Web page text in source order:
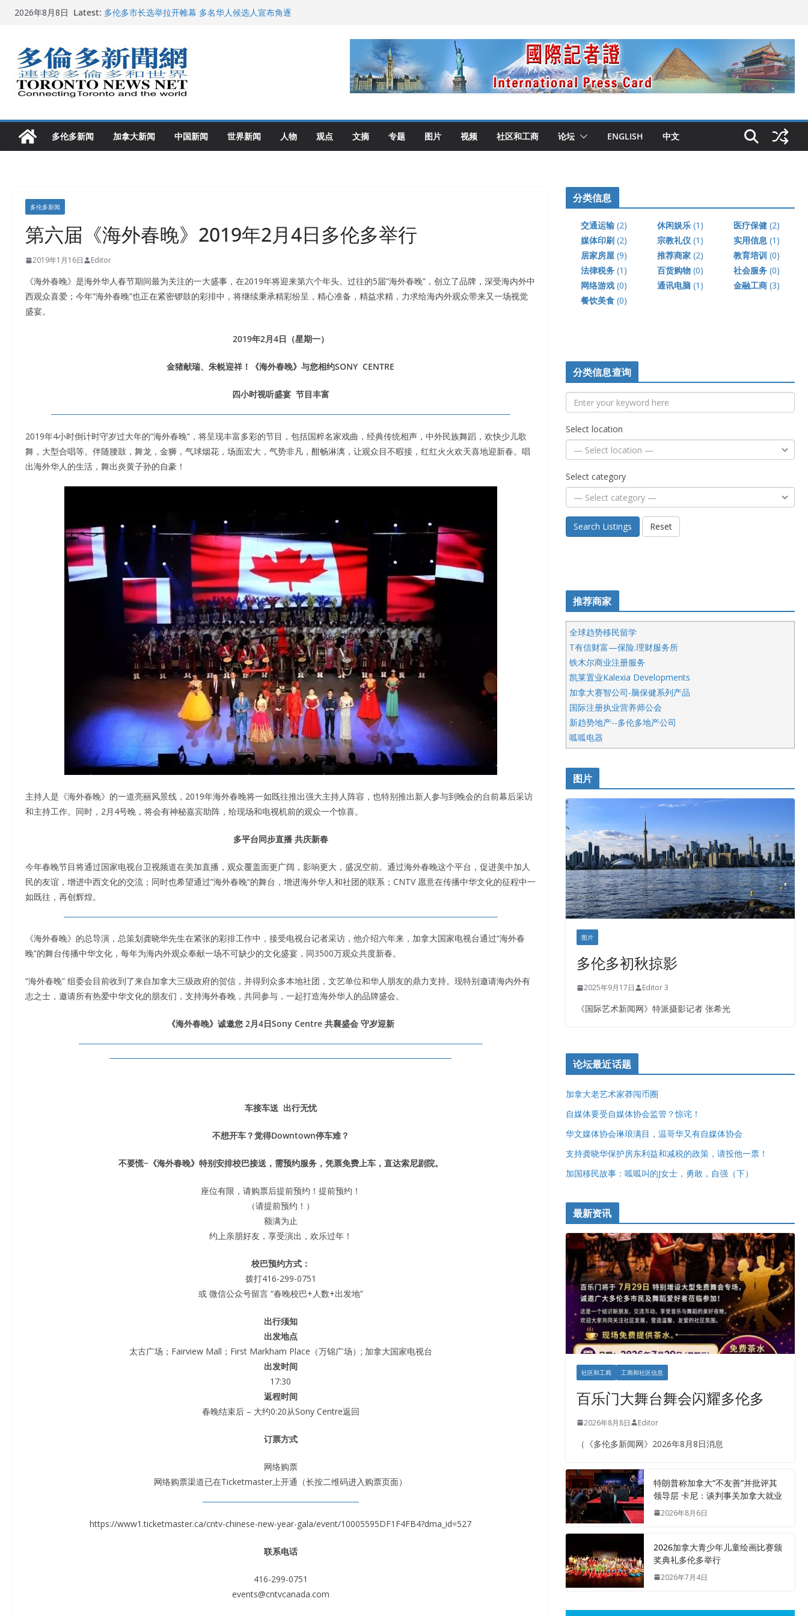
Skip2026年8月8日 Latest: 多伦多市长选举拉开帷幕 多名华人候选人宣布角逐
就业
2026加拿大青少年儿童绘画比赛颁奖典礼多伦多举行
多伦多新闻 加拿大新闻 中国新闻 世界新闻 人物 观点 文摘 专题 图片 视频 社区和工商 论坛 ENGLISH 中文
多伦多新闻
第六届《海外春晚》2019年2月4日多伦多举行
2019年1月16日 Editor
《海外春晚》是海外华人春节期间最为关注的一大盛事，在2019年将迎来第六个年头。过往的5届“海外春晚”，创立了品牌，深受海内外中
西观众喜爱；今年“海外春晚”也正在紧密锣鼓的彩排中，将继续秉承精彩纷呈，精心准备，精益求精，力求给海内外观众带来又一场视觉
盛宴。
2019年2月4日（星期一）
金猪献瑞、朱帨迎祥！《海外春晚》与您相约SONY CENTRE
四小时视听盛宴 节目丰富
2019年4小时倒计时守岁过大年的“海外春晚“，将呈现丰富多彩的节目，包括国粹名家戏曲，经典传统相声，中外民族舞蹈，欢快少儿歌
舞，大型合唱等。伴随腰鼓，舞龙，金狮，气球烟花，场面宏大，气势非凡，酣畅淋漓，让观众目不暇接，红红火火欢天喜地迎新春。唱
出海外华人的生活，舞出炎黄子孙的自豪！
主持人是《海外春晚》的一道亮丽风景线，2019年海外春晚将一如既往推出强大主持人阵容，也特别推出新人参与到晚会的台前幕后采访
和主持工作。同时，2月4号晚，将会有神秘嘉宾助阵，给现场和电视机前的观众一个惊喜。
多平台同步直播 共庆新春
今年春晚节目将通过国家电视台卫视频道在美加直播，观众覆盖面更广阔，影响更大，盛况空前。通过海外春晚这个平台，促进美中加人
民的友谊，增进中西文化的交流；同时也希望通过”海外春晚“的舞台，增进海外华人和社团的联系；CNTV 愿意在传播中华文化的征程中一
如既往，再创辉煌。
《海外春晚》的总导演，总策划龚晓华先生在紧张的彩排工作中，接受电视台记者采访，他介绍六年来，加拿大国家电视台通过“海外春
晚”的舞台传播中华文化，每年为海内外观众奉献一场不可缺少的文化盛宴，同3500万观众共度新春。
“海外春晚” 组委会目前收到了来自加拿大三级政府的贺信，并得到众多本地社团，文艺单位和华人朋友的鼎力支持。现特别邀请海内外有
志之士，邀请所有热爱中华文化的朋友们，支持海外春晚，共同参与，一起打造海外华人的品牌盛会。
《海外春晚》诚邀您 2月4日Sony Centre 共襄盛会 守岁迎新
车接车送 出行无忧
不想开车？觉得Downtown停车难？
不要慌~《海外春晚》特别安排校巴接送，需预约服务，凭票免费上车，直达索尼剧院。
座位有限，请购票后提前预约！提前预约！
（请提前预约！）
额满为止
约上亲朋好友，享受演出，欢乐过年！
校巴预约方式：
拨打416-299-0751
或 微信公众号留言 “春晚校巴+人数+出发地”
出行须知
出发地点
太古广场；Fairview Mall；First Markham Place（万锦广场）; 加拿大国家电视台
出发时间
17:30
返程时间
春晚结束后 – 大约0:20从Sony Centre返回
订票方式
网络购票
网络购票渠道已在Ticketmaster上开通（长按二维码进入购票页面）
https://www1.ticketmaster.ca/cntv-chinese-new-year-gala/event/10005595DF1F4FB4?dma_id=527
联系电话
416-299-0751
events@cntvcanada.com
分类信息
交通运输 (2) 休闲娱乐 (1) 医疗保健 (2)
媒体印刷 (2) 宗教礼仪 (1) 实用信息 (1)
居家房屋 (9) 推荐商家 (2) 教育培训 (0)
法律税务 (1) 百货购物 (0) 社会服务 (0)
网络游戏 (0) 通讯电脑 (1) 金融工商 (3)
餐饮美食 (0)
分类信息查询
Select location
Select category
Search Listings Reset
推荐商家
全球趋势移民留学
T有信财富—保险.理财服务所
铁木尔商业注册服务
凯莱置业Kalexia Developments
加拿大赛智公司-脑保健系列产品
国际注册执业营养师公会
新趋势地产--多伦多地产公司
呱呱电器
开明车行KS CAR SALES & SERVICE
皇后金融集团
铁木尔商业注册服务
图片
图片
多伦多初秋掠影
2025年9月17日 Editor 3
《国际艺术新闻网》特派摄影记者 张希光
论坛最近话题
加拿大老艺术家莽闯币圈
自媒体要受自媒体协会监管？惊诧！
华文媒体协会琳琅满目，温哥华又有自媒体协会
支持龚晓华保护房东利益和减税的政策，请投他一票！
加国移民故事：呱呱叫的J女士，勇敢，自强（下）
最新资讯
社区和工商 工商和社区信息
百乐门大舞台舞会闪耀多伦多
2026年8月8日 Editor
（《多伦多新闻网》2026年8月8日消息
特朗普称加拿大“不友善”并批评其
领导层 卡尼：谈判事关加拿大就业
2026年8月6日
2026加拿大青少年儿童绘画比赛颁
奖典礼多伦多举行
2026年7月4日